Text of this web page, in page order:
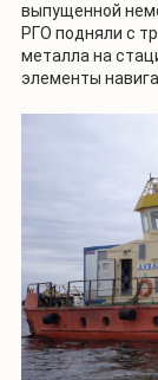
выпущенной
РГО подняли с
металла на
элементы